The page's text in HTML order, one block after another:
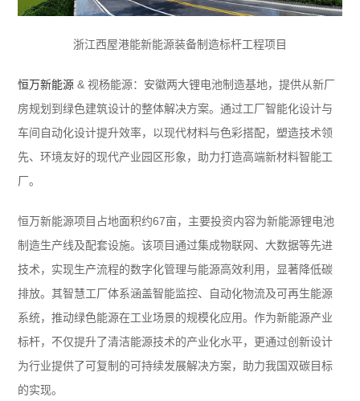
浙江西屋港能新能源装备制造标杆工程项目
恒万新能源 & 视杨能源：安徽两大锂电池制造基地，提供从新厂
房规划到绿色建筑设计的整体解决方案。通过工厂智能化设计与
车间自动化设计提升效率，以现代材料与色彩搭配，塑造技术领
先、环境友好的现代产业园区形象，助力打造高端新材料智能工
厂。
恒万新能源项目占地面积约67亩，主要投资内容为新能源锂电池
制造生产线及配套设施。该项目通过集成物联网、大数据等先进
技术，实现生产流程的数字化管理与能源高效利用，显著降低碳
排放。其智慧工厂体系涵盖智能监控、自动化物流及可再生能源
系统，推动绿色能源在工业场景的规模化应用。作为新能源产业
标杆，不仅提升了清洁能源技术的产业化水平，更通过创新设计
为行业提供了可复制的可持续发展解决方案，助力我国双碳目标
的实现。